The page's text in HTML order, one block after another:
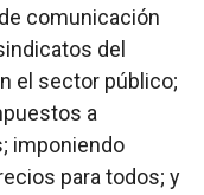
comunicación
del
el sector público;
a
imponiendo
para todos; y